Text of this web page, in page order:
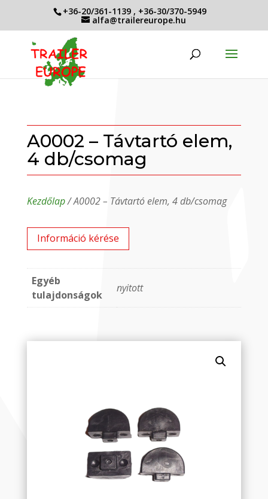
+36-20/361-1139 , +36-30/370-5949
alfa@trailereurope.hu
A0002 – Távtartó elem,
4 db/csomag
Kezdőlap/ A0002 – Távtartó elem, 4 db/csomag
Információ kérése
Egyéb
tulajdonságok
nyitott